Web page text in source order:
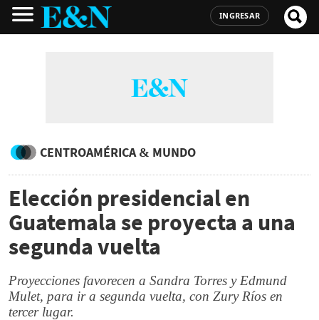
INGRESAR
CENTROAMÉRICA & MUNDO
Elección presidencial en
Guatemala se proyecta a una
segunda vuelta
Proyecciones favorecen a Sandra Torres y Edmund
Mulet, para ir a segunda vuelta, con Zury Ríos en
tercer lugar.